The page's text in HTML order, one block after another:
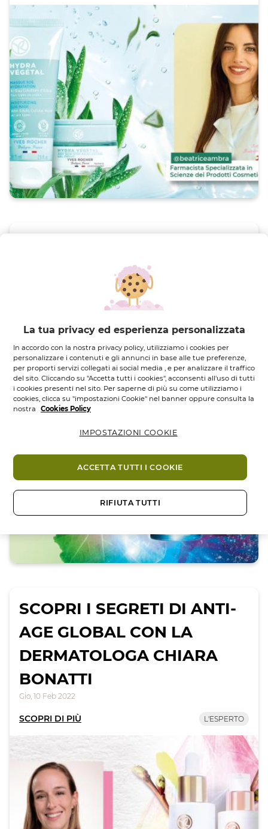
DERMATOLOGA: LA
BEAUTY ROUTINE ANTI-
INQUINAMENTO
Ven, 15 Ott 2021
SCOPRI DI PIÙ L'ESPERTO
SCOPRI I SEGRETI DI ANTI-
AGE GLOBAL CON LA
DERMATOLOGA CHIARA
BONATTI
Gio, 10 Feb 2022
SCOPRI DI PIÙ L'ESPERTO
La tua privacy ed esperienza personalizzata
In accordo con la nostra privacy policy, utilizziamo i cookies per
personalizzare i contenuti e gli annunci in base alle tue preferenze,
per proporti servizi collegati ai social media , e per analizzare il traffico
del sito. Cliccando su "Accetta tutti i cookies", acconsenti all'uso di tutti
i cookies presenti nel sito. Per saperne di più su come utilizziamo i
cookies, clicca su "impostazioni Cookie" nel banner oppure consulta la
nostra
Cookies Policy
RIFIUTA TUTTI
ACCETTA TUTTI I COOKIE
IMPOSTAZIONI COOKIE